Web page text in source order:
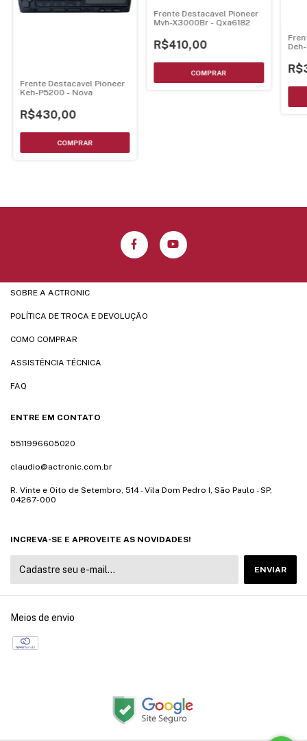
Frente Destacavel Pioneer
Keh-P5200 - Nova
R$430,00
Frente Destacavel Pioneer
Mvh-X3000Br - Qxa6182
R$410,00
SOBRE A ACTRONIC
POLÍTICA DE TROCA E DEVOLUÇÃO
COMO COMPRAR
ASSISTÊNCIA TÉCNICA
FAQ
ENTRE EM CONTATO
5511996605020
claudio@actronic.com.br
R. Vinte e Oito de Setembro, 514 - Vila Dom Pedro I, São Paulo - SP,
04267-000
INCREVA-SE E APROVEITE AS NOVIDADES!
Meios de envio